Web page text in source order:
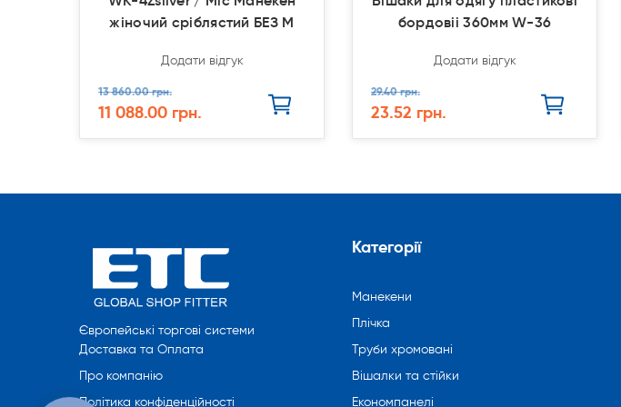
жіночий сріблястий БЕЗ М
Додати відгук
13 860.00 грн.
11 088.00 грн.
бордовіі 360мм W-36
Додати відгук
29.40 грн.
23.52 грн.
Європейські торгові системи
Доставка та Оплата
Про компанію
Політика конфіденційності
Категорії
Манекени
Плічка
Труби хромовані
Вішалки та стійки
Економпанелі